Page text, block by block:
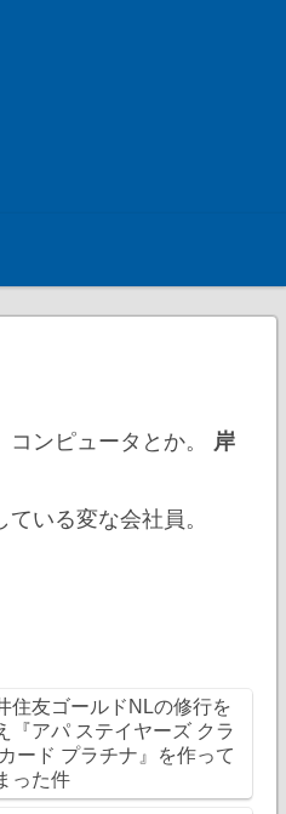
ンピュータとか。 岸
いる変な会社員。
住友ゴールドNLの修行を
『アパ ステイヤーズ クラ
ード プラチナ』を作って
った件